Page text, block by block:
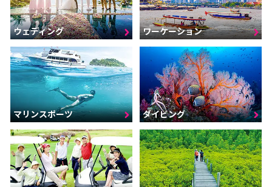
ウェディング ワーケーション
マリンスポーツ ダイビング